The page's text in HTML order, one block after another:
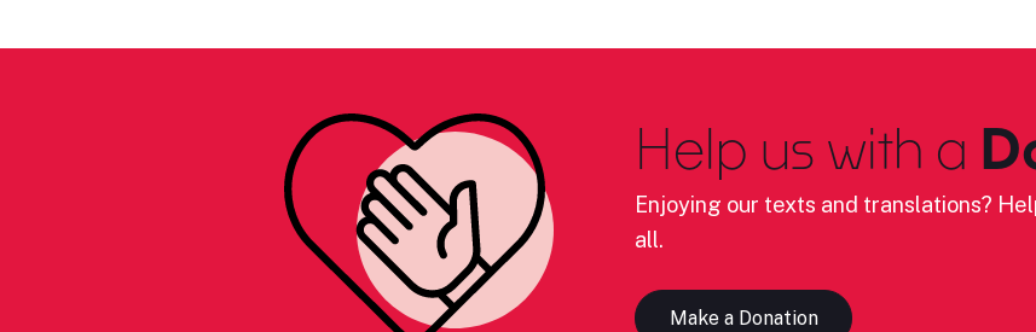
Help us with a
Enjoying our texts and translations?
all.
Make a Donation